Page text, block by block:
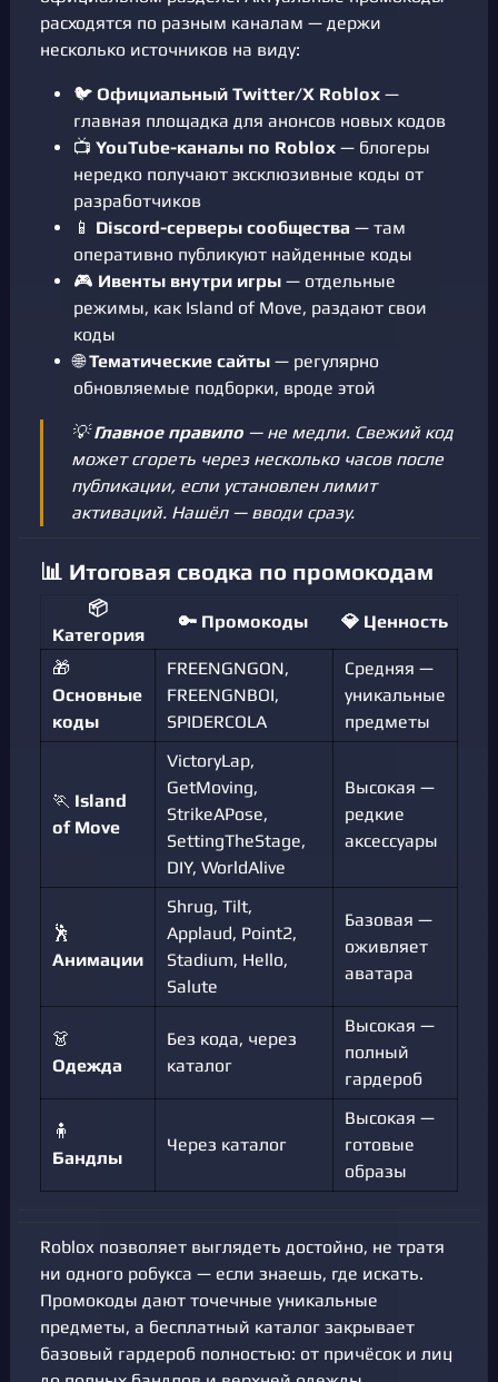
расходятся по разным каналам — держи
несколько источников на виду:
🐦 Официальный Twitter/X Roblox —
главная площадка для анонсов новых кодов
📺 YouTube-каналы по Roblox — блогеры
нередко получают эксклюзивные коды от
разработчиков
📱 Discord-серверы сообщества — там
оперативно публикуют найденные коды
🎮 Ивенты внутри игры — отдельные
режимы, как Island of Move, раздают свои
коды
🌐Тематические сайты — регулярно
обновляемые подборки, вроде этой
💡Главное правило — не медли. Свежий код
может сгореть через несколько часов после
публикации, если установлен лимит
активаций. Нашёл — вводи сразу.
📊 Итоговая сводка по промокодам
📦
Категория
🔑 Промокоды 💎 Ценность
🎁
Основные
коды
FREENGNGON,
FREENGNBOI,
SPIDERCOLA
Средняя —
уникальные
предметы
🏃 Island
of Move
VictoryLap,
GetMoving,
StrikeAPose,
SettingTheStage,
DIY, WorldAlive
Высокая —
редкие
аксессуары
🕺
Анимации
Shrug, Tilt,
Applaud, Point2,
Stadium, Hello,
Salute
Базовая —
оживляет
аватара
👗
Одежда
Без кода, через
каталог
Высокая —
полный
гардероб
🧍
Бандлы
Через каталог
Высокая —
готовые
образы
Roblox позволяет выглядеть достойно, не тратя
ни одного робукса — если знаешь, где искать.
Промокоды дают точечные уникальные
предметы, а бесплатный каталог закрывает
базовый гардероб полностью: от причёсок и лиц